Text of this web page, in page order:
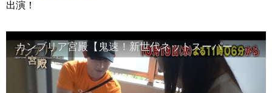
出演！
カンブリア宮殿【鬼速！新世代ネットスーパー 快進撃の舞台裏に迫る】予告